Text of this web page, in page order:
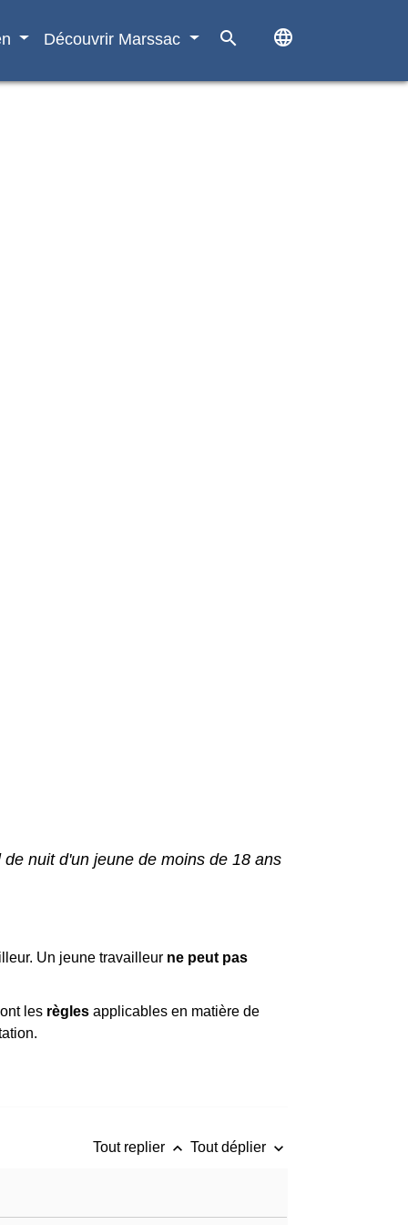
Découvrir Marssac search language
de nuit d'un jeune de moins de 18 ans
Un jeune travailleur ne peut pas
les règles applicables en matière de
Tout replier keyboard_arrow_up Tout déplier keyboard_arrow_down